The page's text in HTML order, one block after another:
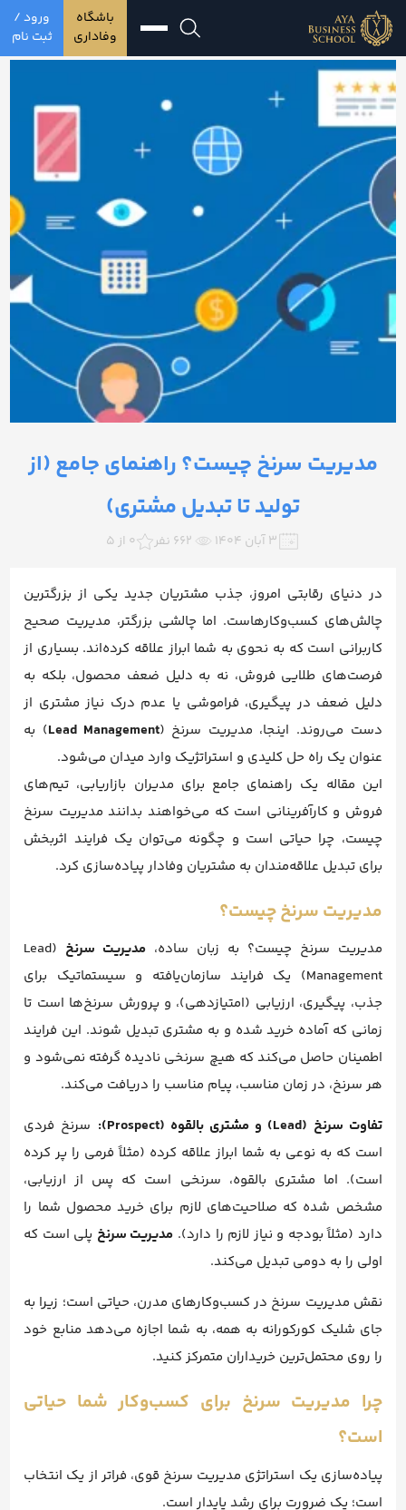
باشگاه
وفاداری
ورود /
ثبت نام
مدیریت سرنخ چیست؟ راهنمای جامع (از
تولید تا تبدیل مشتری)
۳ آبان ۱۴۰۴ 662 نفر 0 از 5
در دنیای رقابتی امروز، جذب مشتریان جدید یکی از بزرگترین
چالش‌های کسب‌وکارهاست. اما چالشی بزرگتر، مدیریت صحیح
کاربرانی است که به نحوی به شما ابراز علاقه کرده‌اند. بسیاری از
فرصت‌های طلایی فروش، نه به دلیل ضعف محصول، بلکه به
دلیل ضعف در پیگیری، فراموشی یا عدم درک نیاز مشتری از
دست می‌روند. اینجا، مدیریت سرنخ (Lead Management) به
عنوان یک راه حل کلیدی و استراتژیک وارد میدان می‌شود.
این مقاله یک راهنمای جامع برای مدیران بازاریابی، تیم‌های
فروش و کارآفرینانی است که می‌خواهند بدانند مدیریت سرنخ
چیست، چرا حیاتی است و چگونه می‌توان یک فرایند اثربخش
برای تبدیل علاقه‌مندان به مشتریان وفادار پیاده‌سازی کرد.
مدیریت سرنخ چیست؟
مدیریت سرنخ چیست؟ به زبان ساده، مدیریت سرنخ
(Lead
Management) یک فرایند سازمان‌یافته و سیستماتیک برای
جذب، پیگیری، ارزیابی (امتیازدهی)، و پرورش سرنخ‌ها است تا
زمانی که آماده خرید شده و به مشتری تبدیل شوند. این فرایند
اطمینان حاصل می‌کند که هیچ سرنخی نادیده گرفته نمی‌شود و
هر سرنخ، در زمان مناسب، پیام مناسب را دریافت می‌کند.
تفاوت سرنخ (Lead) و مشتری بالقوه (Prospect):
سرنخ فردی
است که به نوعی به شما ابراز علاقه کرده (مثلاً فرمی را پر کرده
است). اما مشتری بالقوه، سرنخی است که پس از ارزیابی،
مشخص شده که صلاحیت‌های لازم برای خرید محصول شما را
دارد (مثلاً بودجه و نیاز لازم را دارد). مدیریت سرنخ پلی است که
اولی را به دومی تبدیل می‌کند.
نقش مدیریت سرنخ در کسب‌وکارهای مدرن، حیاتی است؛ زیرا به
جای شلیک کورکورانه به همه، به شما اجازه می‌دهد منابع خود
را روی محتمل‌ترین خریداران متمرکز کنید.
چرا مدیریت سرنخ برای کسب‌وکار شما حیاتی
است؟
پیاده‌سازی یک استراتژی مدیریت سرنخ قوی، فراتر از یک انتخاب
است؛ یک ضرورت برای رشد پایدار است.